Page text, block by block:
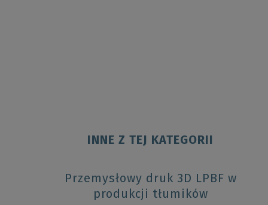
INNE Z TEJ KATEGORII
Przemysłowy druk 3D LPBF w
produkcji tłumików